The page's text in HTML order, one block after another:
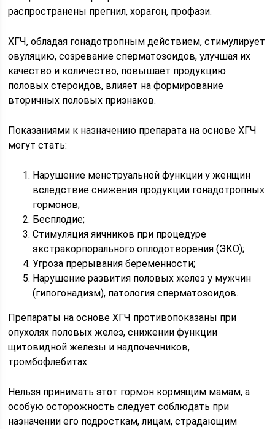
распространены прегнил, хорагон, профази.
ХГЧ, обладая гонадотропным действием, стимулирует
овуляцию, созревание сперматозоидов, улучшая их
качество и количество, повышает продукцию
половых стероидов, влияет на формирование
вторичных половых признаков.
Показаниями к назначению препарата на основе ХГЧ
могут стать:
Нарушение менструальной функции у женщин
вследствие снижения продукции гонадотропных
гормонов;
Бесплодие;
Стимуляция яичников при процедуре
экстракорпорального оплодотворения (ЭКО);
Угроза прерывания беременности;
Нарушение развития половых желез у мужчин
(гипогонадизм), патология сперматозоидов.
Препараты на основе ХГЧ противопоказаны при
опухолях половых желез, снижении функции
щитовидной железы и надпочечников,
тромбофлебитах
Нельзя принимать этот гормон кормящим мамам, а
особую осторожность следует соблюдать при
назначении его подросткам, лицам, страдающим